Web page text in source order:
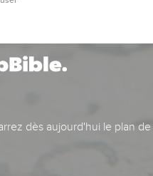
dès aujourd'hui le plan